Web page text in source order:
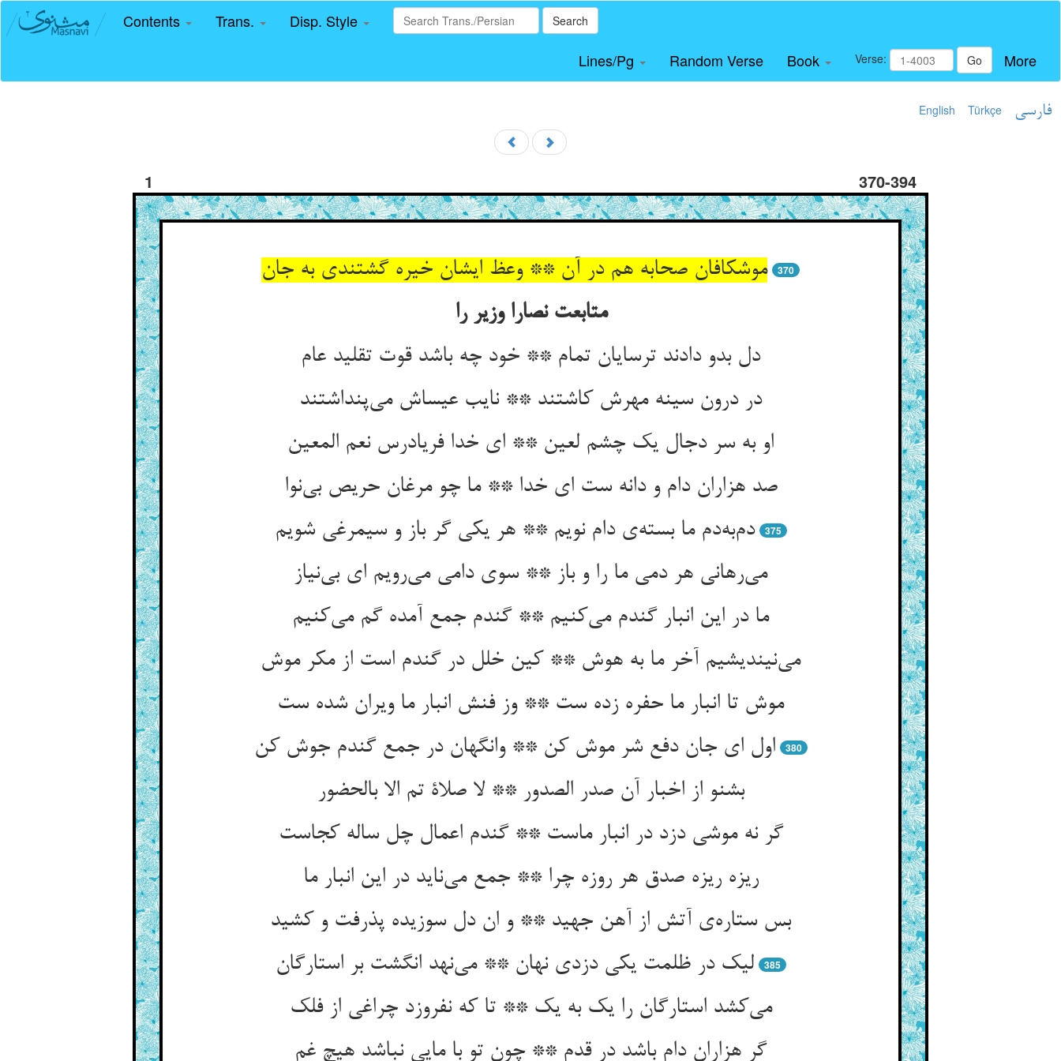
Contents Trans. Disp. Style Search
Lines/Pg Random Verse Book Verse: Go More
English Türkçe فارسی
1 370-394
370
متابعت نصارا وزیر را
در درون سینه مهرش کاشتند ** نایب عیساش می‌‌پنداشتند
صد هزاران دام و دانه ست ای خدا ** ما چو مرغان حریص بی‌‌نوا
دم‌‌به‌‌دم ما بسته‌‌ی دام نویم ** هر یکی گر باز و سیمرغی شویم‌‌
375
می‌‌رهانی هر دمی ما را و باز ** سوی دامی می‌‌رویم ای بی‌‌نیاز
اول ای جان دفع شر موش کن ** وانگهان در جمع گندم جوش کن‌‌
380
بشنو از اخبار آن صدر الصدور ** لا صلاة تم الا بالحضور
گر نه موشی دزد در انبار ماست ** گندم اعمال چل ساله کجاست‌‌
ریزه ریزه صدق هر روزه چرا ** جمع می‌‌ناید در این انبار ما
بس ستاره‌‌ی آتش از آهن جهید ** و ان دل سوزیده پذرفت و کشید
لیک در ظلمت یکی دزدی نهان ** می‌‌نهد انگشت بر استارگان‌‌
385
می‌‌کشد استارگان را یک به یک ** تا که نفروزد چراغی از فلک‌‌